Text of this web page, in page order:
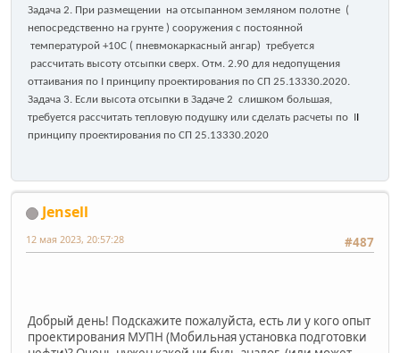
Задача 2. При размещении на отсыпанном земляном полотне (
непосредственно на грунте ) сооружения с постоянной
температурой +10С ( пневмокаркасный ангар) требуется
рассчитать высоту отсыпки сверх. Отм. 2.90 для недопущения
оттаивания по I принципу проектирования по СП 25.13330.2020.
Задача 3. Если высота отсыпки в Задаче 2 слишком большая,
требуется рассчитать тепловую подушку или сделать расчеты по II
принципу проектирования по СП 25.13330.2020
Jensell
#487
12 мая 2023, 20:57:28
Добрый день! Подскажите пожалуйста, есть ли у кого опыт
проектирования МУПН (Мобильная установка подготовки